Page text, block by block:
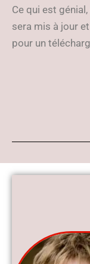
Ce qui est
sera mis à jour
pour un